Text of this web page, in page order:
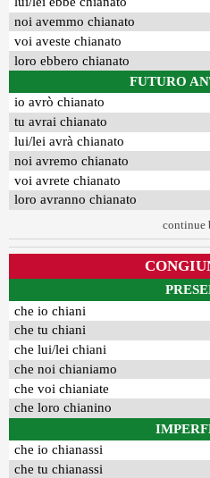
noi avemmo chianato
voi aveste chianato
loro ebbero chianato
FUTURO
io avrò chianato
tu avrai chianato
lui/lei avrà chianato
noi avremo chianato
voi avrete chianato
loro avranno chianato
continue
che io chiani
che tu chiani
che lui/lei chiani
che noi chianiamo
che voi chianiate
che loro chianino
che io chianassi
che tu chianassi